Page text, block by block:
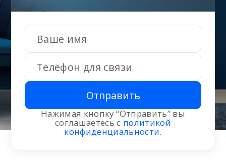
Отправить
Нажимая кнопку “Отправить” вы
соглашаетесь с политикой
конфиденциальности.